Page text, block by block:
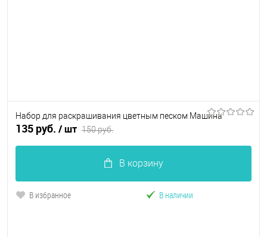
Набор для раскрашивания цветным песком Машина
135 руб. / шт 150 руб.
В корзину
В избранное В наличии